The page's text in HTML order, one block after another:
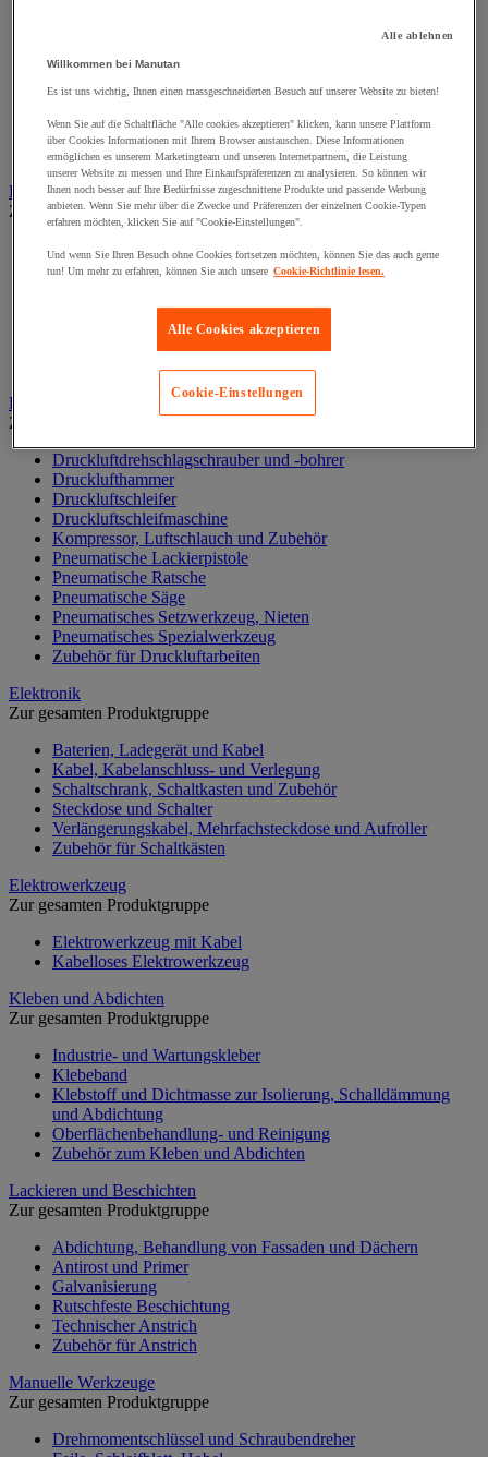
Tür-, Fenster- und Möbelgriff
Unterlegscheiben
Vibrationsschutz
Zubehör für Türen, Fenster und Tore
Beleuchtung
Zur gesamten Produktgruppe
Baustellenscheinwerfer
Handlampe
Druckluftwerkzeuge und Kompressoren
Zur gesamten Produktgruppe
Druckluftdrehschlagschrauber und -bohrer
Drucklufthammer
Druckluftschleifer
Druckluftschleifmaschine
Kompressor, Luftschlauch und Zubehör
Pneumatische Lackierpistole
Pneumatische Ratsche
Pneumatische Säge
Pneumatisches Setzwerkzeug, Nieten
Pneumatisches Spezialwerkzeug
Zubehör für Druckluftarbeiten
Elektronik
Zur gesamten Produktgruppe
Baterien, Ladegerät und Kabel
Kabel, Kabelanschluss- und Verlegung
Schaltschrank, Schaltkasten und Zubehör
Steckdose und Schalter
Verlängerungskabel, Mehrfachsteckdose und Aufroller
Zubehör für Schaltkästen
Elektrowerkzeug
Zur gesamten Produktgruppe
Elektrowerkzeug mit Kabel
Kabelloses Elektrowerkzeug
Kleben und Abdichten
Zur gesamten Produktgruppe
Industrie- und Wartungskleber
Klebeband
Klebstoff und Dichtmasse zur Isolierung, Schalldämmung
und Abdichtung
Oberflächenbehandlung- und Reinigung
Zubehör zum Kleben und Abdichten
Lackieren und Beschichten
Zur gesamten Produktgruppe
Abdichtung, Behandlung von Fassaden und Dächern
Antirost und Primer
Galvanisierung
Rutschfeste Beschichtung
Technischer Anstrich
Zubehör für Anstrich
Manuelle Werkzeuge
Zur gesamten Produktgruppe
Drehmomentschlüssel und Schraubendreher
Alle ablehnen
Willkommen bei Manutan
Es ist uns wichtig, Ihnen einen massgeschneiderten Besuch auf unserer Website zu bieten!
Wenn Sie auf die Schaltfläche "Alle cookies akzeptieren" klicken, kann unsere Plattform
über Cookies Informationen mit Ihrem Browser austauschen. Diese Informationen
ermöglichen es unserem Marketingteam und unseren Internetpartnern, die Leistung
unserer Website zu messen und Ihre Einkaufspräferenzen zu analysieren. So können wir
Ihnen noch besser auf Ihre Bedürfnisse zugeschnittene Produkte und passende Werbung
anbieten. Wenn Sie mehr über die Zwecke und Präferenzen der einzelnen Cookie-Typen
erfahren möchten, klicken Sie auf "Cookie-Einstellungen".
Und wenn Sie Ihren Besuch ohne Cookies fortsetzen möchten, können Sie das auch gerne
tun! Um mehr zu erfahren, können Sie auch unsere Cookie-Richtlinie lesen.
Alle Cookies akzeptieren
Cookie-Einstellungen